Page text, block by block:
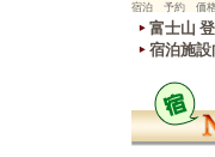
宿泊 予約 価
富士山
宿泊施